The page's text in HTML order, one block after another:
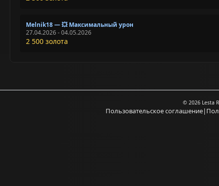
Melnik18 — 💥 Максимальный урон
27.04.2026 - 04.05.2026
2 500 золота
© 2026 Lesta
Пользовательское соглашение|